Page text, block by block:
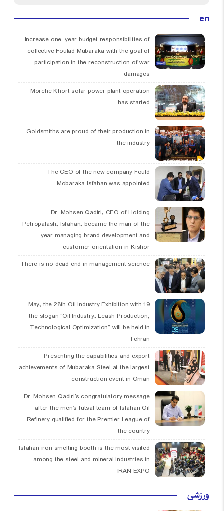
en
Increase one-year budget responsibilities of
collective Foulad Mubaraka with the goal of
participation in the reconstruction of war
damages
Morche Khort solar power plant operation
has started
Goldsmiths are proud of their production in
the industry
The CEO of the new company Fould
Mobaraka Isfahan was appointed
Dr. Mohsen Qadiri, CEO of Holding
Petropalash, Isfahan, became the man of the
year managing brand development and
customer orientation in Kishor
There is no dead end in management science
19 May, the 28th Oil Industry Exhibition with
the slogan “Oil Industry, Leash Production,
Technological Optimization” will be held in
Tehran
Presenting the capabilities and export
achievements of Mubaraka Steel at the largest
construction event in Oman
Dr. Mohsen Qadiri’s congratulatory message
after the men’s futsal team of Isfahan Oil
Refinery qualified for the Premier League of
the country
Isfahan iron smelting booth is the most visited
among the steel and mineral industries in
IRAN EXPO
ورزشی